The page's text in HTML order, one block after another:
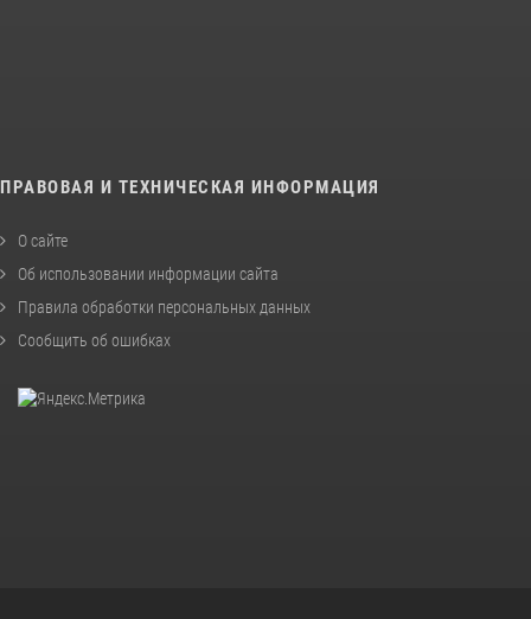
ПРАВОВАЯ И ТЕХНИЧЕСКАЯ ИНФОРМАЦИЯ
О сайте
Об использовании информации сайта
Правила обработки персональных данных
Сообщить об ошибках